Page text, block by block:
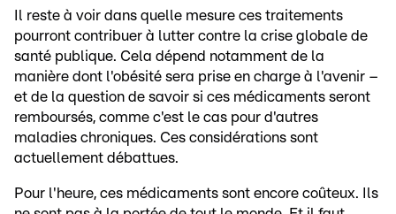
Il reste à voir dans quelle mesure ces traitements
pourront contribuer à lutter contre la crise globale de
santé publique. Cela dépend notamment de la
manière dont l'obésité sera prise en charge à l'avenir –
et de la question de savoir si ces médicaments seront
remboursés, comme c'est le cas pour d'autres
maladies chroniques. Ces considérations sont
actuellement débattues.
Pour l'heure, ces médicaments sont encore coûteux. Ils